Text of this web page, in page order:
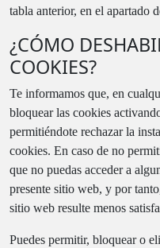
tabla anterior, en el apartado
¿CÓMO
COOKIES?
Te informamos que, en
bloquear las cookies
permitiéndote rechazar la
cookies. En caso de no
que no puedas acceder a
presente sitio web, y por
sitio web resulte menos
Puedes permitir, bloquear o